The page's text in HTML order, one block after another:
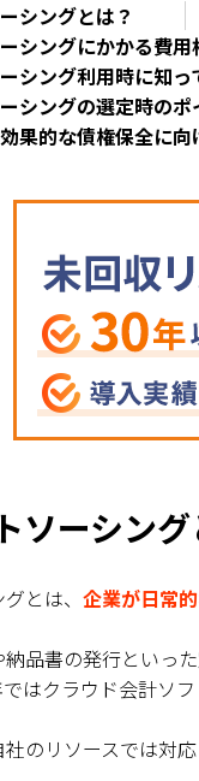
シングとは？
シングにかかる費用
シング利用時に知っ
シングの選定時のポ
果的な債権保全に
ソーシング
とは、 企業が日常
品書の発行といっ
はクラウド会計ソ
のリソースでは対